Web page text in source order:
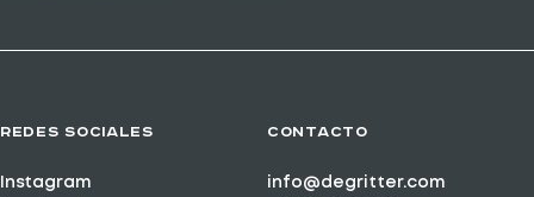
REDES SOCIALES
Instagram
CONTACTO
info@degritter.com